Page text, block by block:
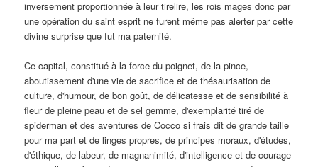
inversement proportionnée à leur tirelire, les rois mages donc par
une opération du saint esprit ne furent même pas alerter par cette
divine surprise que fut ma paternité.
Ce capital, constitué à la force du poignet, de la pince,
aboutissement d'une vie de sacrifice et de thésaurisation de
culture, d'humour, de bon goût, de délicatesse et de sensibilité à
fleur de pleine peau et de sel gemme, d'exemplarité tiré de
spiderman et des aventures de Cocco si frais dit de grande taille
pour ma part et de linges propres, de principes moraux, d'études,
d'éthique, de labeur, de magnanimité, d'intelligence et de courage